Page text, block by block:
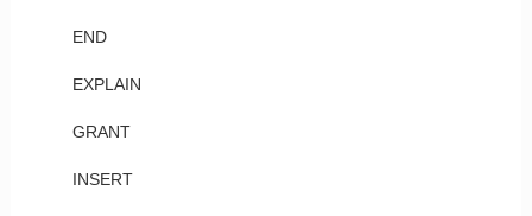
END
EXPLAIN
GRANT
INSERT